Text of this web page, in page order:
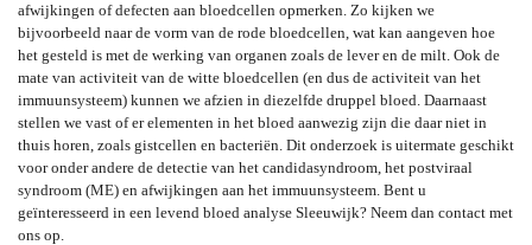
afwijkingen of defecten aan bloedcellen opmerken. Zo kijken we
bijvoorbeeld naar de vorm van de rode bloedcellen, wat kan aangeven hoe
het gesteld is met de werking van organen zoals de lever en de milt. Ook de
mate van activiteit van de witte bloedcellen (en dus de activiteit van het
immuunsysteem) kunnen we afzien in diezelfde druppel bloed. Daarnaast
stellen we vast of er elementen in het bloed aanwezig zijn die daar niet in
thuis horen, zoals gistcellen en bacteriën. Dit onderzoek is uitermate geschikt
voor onder andere de detectie van het candidasyndroom, het postviraal
syndroom (ME) en afwijkingen aan het immuunsysteem. Bent u
geïnteresseerd in een levend bloed analyse Sleeuwijk? Neem dan contact met
ons op.